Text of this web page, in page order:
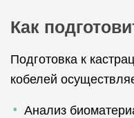
Как
Подготовка к
кобелей
Анализ